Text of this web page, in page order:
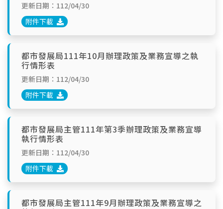
更新日期：112/04/30
附件下載
都市發展局111年10月辦理政策及業務宣導之執
行情形表
更新日期：112/04/30
附件下載
都市發展局主管111年第3季辦理政策及業務宣導
執行情形表
更新日期：112/04/30
附件下載
都市發展局主管111年9月辦理政策及業務宣導之